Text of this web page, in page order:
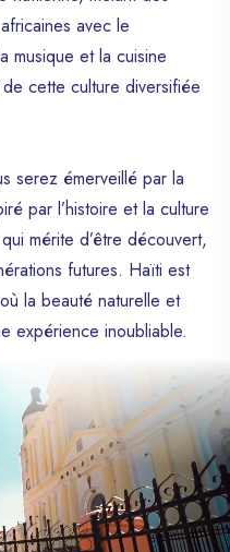
avec le
musique et la cuisine
cette culture diversifiée
serez émerveillé par la
par l’histoire et la culture
mérite d’être découvert,
futures. Haïti est
la beauté naturelle et
expérience inoubliable.